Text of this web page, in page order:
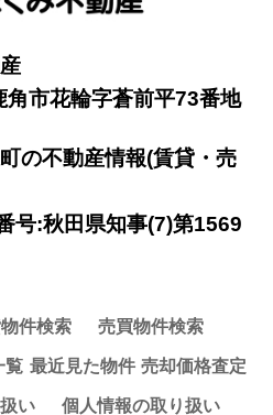
市花輪字蒼前平73番地
の不動産情報(賃貸・売
号:秋田県知事(7)第1569
件検索 売買物件検索
覧 最近見た物件 売却価格査定
い 個人情報の取り扱い